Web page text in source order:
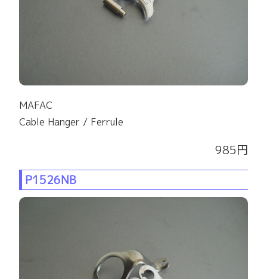
MAFAC
Cable Hanger / Ferrule
985円
P1526NB